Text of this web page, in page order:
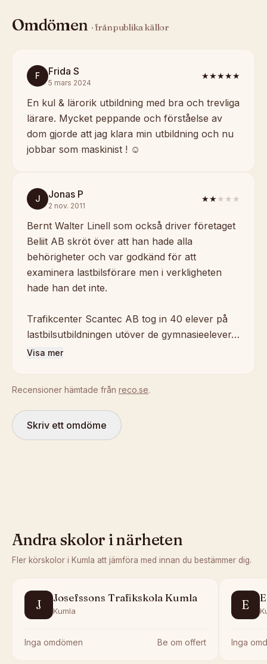
Omdömen · från publika källor
F Frida S
5 mars 2024
★★★★★
En kul & lärorik utbildning med bra och trevliga
lärare. Mycket peppande och förståelse av
dom gjorde att jag klara min utbildning och nu
jobbar som maskinist ! ☺️
J Jonas P
2 nov. 2011
★★★★★
Bernt Walter Linell som också driver företaget
Beliit AB skröt över att han hade alla
behörigheter och var godkänd för att
examinera lastbilsförare men i verkligheten
hade han det inte.
Trafikcenter Scantec AB tog in 40 elever på
lastbilsutbildningen utöver de gymnasieelever…
Visa mer
Recensioner hämtade från reco.se.
Skriv ett omdöme
Andra skolor i närheten
Fler körskolor i Kumla att jämföra med innan du bestämmer dig.
J Josefssons Trafikskola Kumla
Kumla
Inga omdömen Be om offert
E
Inga